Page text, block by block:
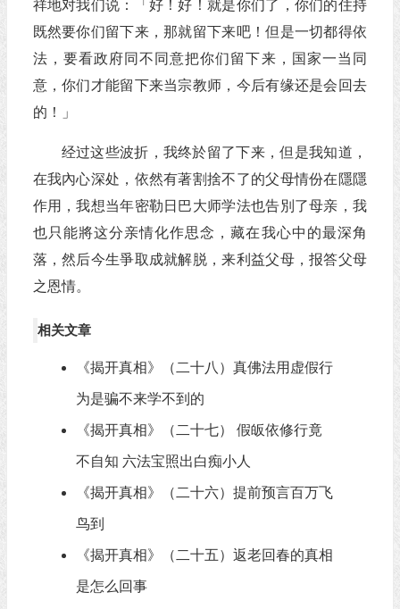
祥地对我们说：「好！好！就是你们了，你们的住持
既然要你们留下来，那就留下来吧！但是一切都得依
法，要看政府同不同意把你们留下来，国家一当同
意，你们才能留下来当宗教师，今后有缘还是会回去
的！」
经过这些波折，我终於留了下来，但是我知道，
在我內心深处，依然有著割捨不了的父母情份在隱隱
作用，我想当年密勒日巴大师学法也告別了母亲，我
也只能將这分亲情化作思念，藏在我心中的最深角
落，然后今生爭取成就解脱，来利益父母，报答父母
之恩情。
相关文章
《揭开真相》（二十八）真佛法用虚假行
为是骗不来学不到的
《揭开真相》（二十七） 假皈依修行竟
不自知 六法宝照出白痴小人
《揭开真相》（二十六）提前预言百万飞
鸟到
《揭开真相》（二十五）返老回春的真相
是怎么回事